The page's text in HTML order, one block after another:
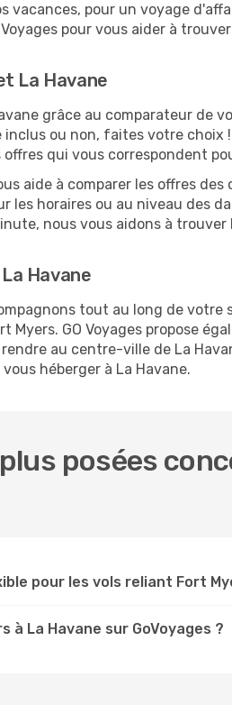
vacances, pour un voyage
pour vous aider à
La Havane
grâce au comparateur de
ou non, faites votre choix
qui vous correspondent
aide à comparer les offres
les horaires ou au niveau des
nous vous aidons à
Havane
tout au long de votre
GO Voyages propose
au centre-ville de La
héberger à La Havane.
posées
pour les vols reliant Fort
à La Havane sur GoVoyages ?